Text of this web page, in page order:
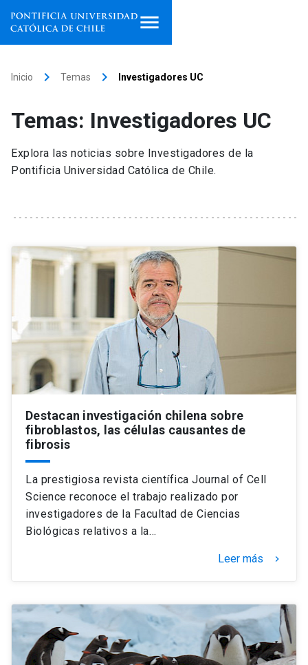
Facultades, escuelas e
institutos
Internacionalización launch
Extensión
Universidad
Información para keyboard_arrow_down
Futuros estudiantes
Estudiantes
Personal
Alumni launch
Go to english site launch
ACCESOS DIRECTOS
Admisión launch
Mi Cuenta UC launch
Correo UC launch
Donaciones launch
Inicio keyboard_arrow_right Temas keyboard_arrow_right Investigadores UC
Temas: Investigadores UC
Explora las noticias sobre Investigadores de la
Pontificia Universidad Católica de Chile.
Destacan investigación chilena sobre
fibroblastos, las células causantes de
fibrosis
La prestigiosa revista científica Journal of Cell
Science reconoce el trabajo realizado por
investigadores de la Facultad de Ciencias
Biológicas relativos a la…
Leer más keyboard_arrow_right